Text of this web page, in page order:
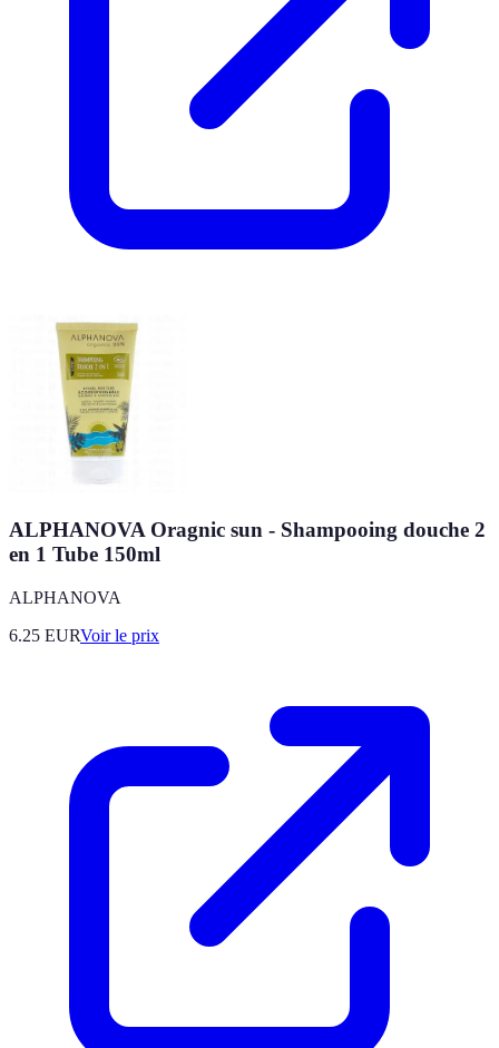
ALPHANOVA Oragnic sun - Shampooing douche 2
en 1 Tube 150ml
ALPHANOVA
6.25 EURVoir le prix